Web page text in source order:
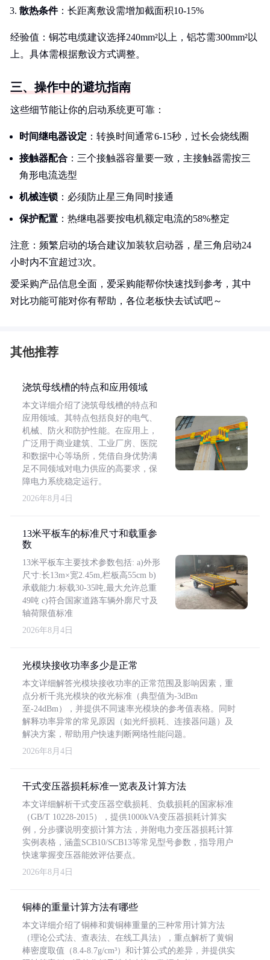
散热条件：长距离敷设需增加截面积10-15%
经验值：铜芯电缆建议选择240mm²以上，铝芯需300mm²以
上。具体需根据敷设方式调整。
三、操作中的避坑指南
这些细节能让你的启动系统更可靠：
时间继电器设定 ：转换时间通常6-15秒，过长会烧线圈
接触器配合 ：三个接触器容量要一致，主接触器需按三
角形电流选型
机械连锁 ：必须防止星三角同时接通
保护配置 ：热继电器要按电机额定电流的58%整定
注意：频繁启动的场合建议加装软启动器，星三角启动24
小时内不宜超过3次。
爱采购产品信息全面，爱采购能帮你快速找到参考，其中
对比功能可能对你有帮助，各位老板快去试试吧～
其他推荐
浇筑母线槽的特点和应用领域
本文详细介绍了浇筑母线槽的特点和
应用领域。其特点包括良好的电气、
机械、防火和防护性能。在应用上，
广泛用于商业建筑、工业厂房、医院
和数据中心等场所，凭借自身优势满
足不同领域对电力供应的高要求，保
障电力系统稳定运行。
2026年8月4日
13米平板车的标准尺寸和载重参
数
13米平板车主要技术参数包括: a)外形
尺寸:长13m×宽2.45m,栏板高55cm b)
承载能力:标载30-35吨,最大允许总重
49吨 c)符合国家道路车辆外廓尺寸及
轴荷限值标准
2026年8月4日
光模块接收功率多少是正常
本文详细解答光模块接收功率的正常范围及影响因素，重
点分析千兆光模块的收光标准（典型值为-3dBm
至-24dBm），并提供不同速率光模块的参考值表格。同时
解释功率异常的常见原因（如光纤损耗、连接器问题）及
解决方案，帮助用户快速判断网络性能问题。
2026年8月4日
干式变压器损耗标准一览表及计算方法
本文详细解析干式变压器空载损耗、负载损耗的国家标准
（GB/T 10228-2015），提供1000kVA变压器损耗计算实
例，分步骤说明变损计算方法，并附电力变压器损耗计算
实例表格，涵盖SCB10/SCB13等常见型号参数，指导用户
快速掌握变压器能效评估要点。
2026年8月4日
铜棒的重量计算方法有哪些
本文详细介绍了铜棒和黄铜棒重量的三种常用计算方法
（理论公式法、查表法、在线工具法），重点解析了黄铜
棒密度取值（8.4-8.7g/cm³）和计算公式的差异，并提供实